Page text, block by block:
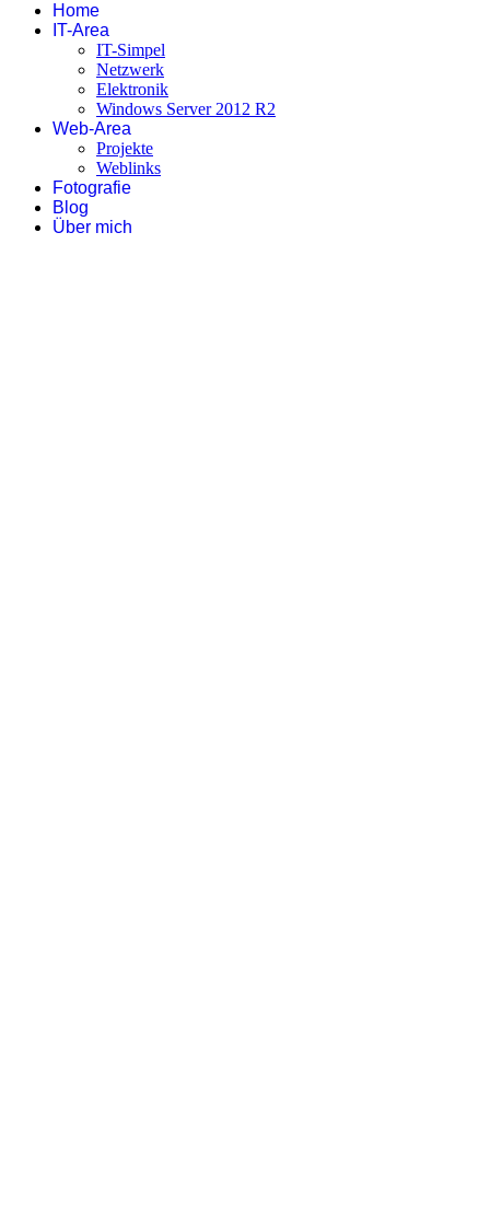
Home
IT-Area
IT-Simpel
Netzwerk
Elektronik
Windows Server 2012 R2
Web-Area
Projekte
Weblinks
Fotografie
Blog
Über mich